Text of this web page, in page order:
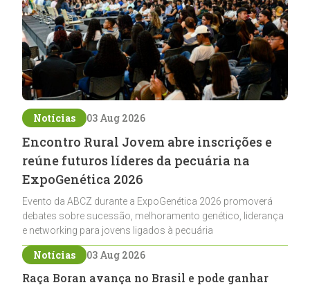
Notícias 03 Aug 2026
Encontro Rural Jovem abre inscrições e
reúne futuros líderes da pecuária na
ExpoGenética 2026
Evento da ABCZ durante a ExpoGenética 2026 promoverá
debates sobre sucessão, melhoramento genético, liderança
e networking para jovens ligados à pecuária
Notícias 03 Aug 2026
Raça Boran avança no Brasil e pode ganhar